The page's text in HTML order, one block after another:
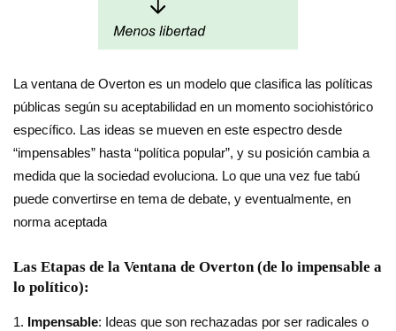
La ventana de Overton es un modelo que clasifica las políticas
públicas según su aceptabilidad en un momento sociohistórico
específico. Las ideas se mueven en este espectro desde
“impensables” hasta “política popular”, y su posición cambia a
medida que la sociedad evoluciona. Lo que una vez fue tabú
puede convertirse en tema de debate, y eventualmente, en
norma aceptada
Las Etapas de la Ventana de Overton (de lo impensable a
lo político):
Impensable: Ideas que son rechazadas por ser radicales o